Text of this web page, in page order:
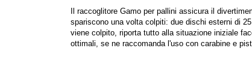
Il raccoglitore Gamo per pallini assicura il
spariscono una volta colpiti: due dischi esterni di
viene colpito, riporta tutto alla situazione iniziale
ottimali, se ne raccomanda l'uso con carabine e